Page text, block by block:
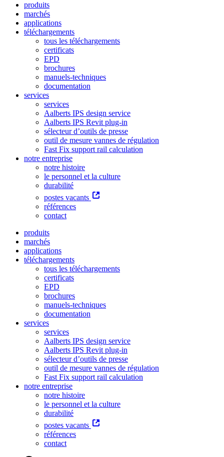
produits
marchés
applications
téléchargements
tous les téléchargements
certificats
EPD
brochures
manuels-techniques
documentation
services
services
Aalberts IPS design service
Aalberts IPS Revit plug-in
sélecteur d’outils de presse
outil de mesure vannes de régulation
Fast Fix support rail calculation
notre entreprise
notre histoire
le personnel et la culture
durabilité
postes vacants
références
contact
produits
marchés
applications
téléchargements
tous les téléchargements
certificats
EPD
brochures
manuels-techniques
documentation
services
services
Aalberts IPS design service
Aalberts IPS Revit plug-in
sélecteur d’outils de presse
outil de mesure vannes de régulation
Fast Fix support rail calculation
notre entreprise
notre histoire
le personnel et la culture
durabilité
postes vacants
références
contact